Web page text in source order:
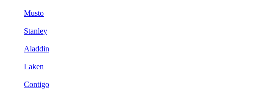
Musto
Stanley
Aladdin
Laken
Contigo